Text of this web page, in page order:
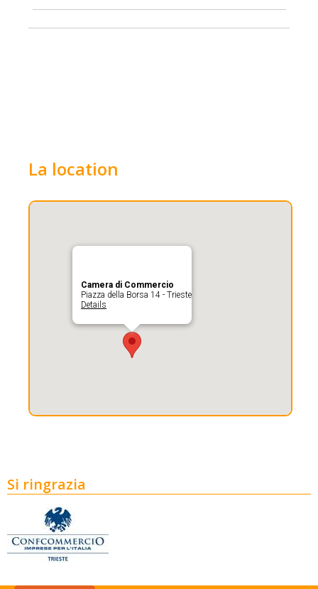
La location
Camera di Commercio
Piazza della Borsa 14 - Trieste
Details
Si ringrazia